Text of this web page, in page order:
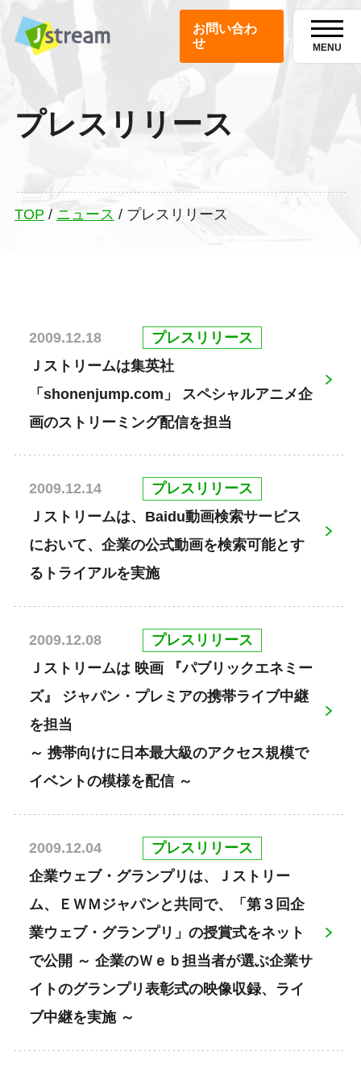
お問い合わ
せ
MENU
プレスリリース
TOP / ニュース / プレスリリース
2009.12.18
プレスリリース
Ｊストリームは集英社
「shonenjump.com」 スペシャルアニメ企
画のストリーミング配信を担当
2009.12.14
プレスリリース
Ｊストリームは、Baidu動画検索サービス
において、企業の公式動画を検索可能とす
るトライアルを実施
2009.12.08
プレスリリース
Ｊストリームは 映画 『パブリックエネミー
ズ』 ジャパン・プレミアの携帯ライブ中継
を担当
～ 携帯向けに日本最大級のアクセス規模で
イベントの模様を配信 ～
2009.12.04
プレスリリース
企業ウェブ・グランプリは、Ｊストリー
ム、ＥＷＭジャパンと共同で、「第３回企
業ウェブ・グランプリ」の授賞式をネット
で公開 ～ 企業のＷｅｂ担当者が選ぶ企業サ
イトのグランプリ表彰式の映像収録、ライ
ブ中継を実施 ～